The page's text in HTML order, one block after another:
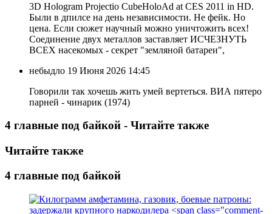
3D Hologram Projectio CubeHoloAd at CES 2011 in HD.
Были в дпилсе на день независимости. Не фейк. Но
цена. Если сюжет научный можно уничтожить всех!
Соединение двух металлов заставляет ИСЧЕЗНУТЬ
ВСЕХ насекомых - секрет "земляной батареи",
небыдло 19 Июня 2026 14:45
Говорили так хочешь жить умей вертеться. ВИА пятеро
парней - чинарик (1974)
4 главные под байкой - Читайте также
Читайте также
4 главные под байкой